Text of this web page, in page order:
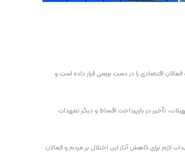
اقتصادی را در دست بررسی قرار داده است و
تأخیر در بازپرداخت اقساط و دیگر تعهدات
برای کاهش آثار این اختلال بر مردم و فعالان